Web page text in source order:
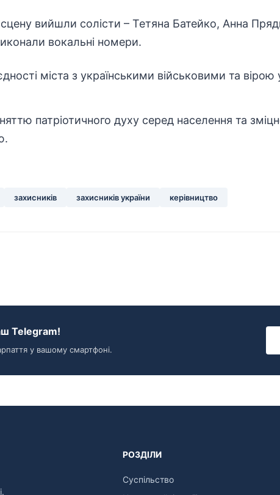
вийшли солісти – Тетяна Батейко, Анна
вокальні номери.
міста з українськими військовими та
патріотичного духу серед населення та
захисників захисників україни керівництво
Telegram!
у вашому смартфоні.
РОЗДІЛИ
Суспільство